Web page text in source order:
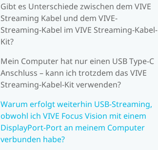
Gibt es Unterschiede zwischen dem VIVE
Streaming Kabel und dem VIVE-
Streaming-Kabel im VIVE Streaming-Kabel-
Kit?
Mein Computer hat nur einen USB Type-C
Anschluss – kann ich trotzdem das VIVE
Streaming-Kabel-Kit verwenden?
Warum erfolgt weiterhin USB-Streaming,
obwohl ich VIVE Focus Vision mit einem
DisplayPort-Port an meinem Computer
verbunden habe?